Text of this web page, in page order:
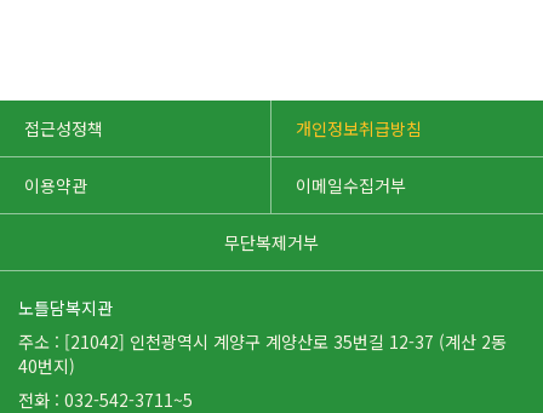
접근성정책 개인정보취급방침
이용약관 이메일수집거부
무단복제거부
노틀담복지관
주소 : [21042] 인천광역시 계양구 계양산로 35번길 12-37 (계산 2동
40번지)
전화 : 032-542-3711~5